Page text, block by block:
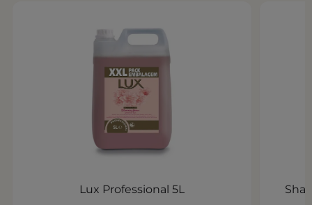
Lux Professional 5L